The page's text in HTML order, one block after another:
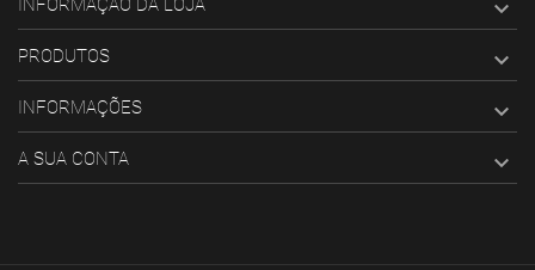
INFORMAÇÃO DA LOJA 
PRODUTOS 
INFORMAÇÕES 
A SUA CONTA 